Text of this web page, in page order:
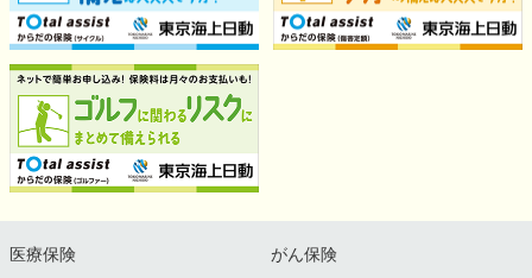
医療保険 がん保険